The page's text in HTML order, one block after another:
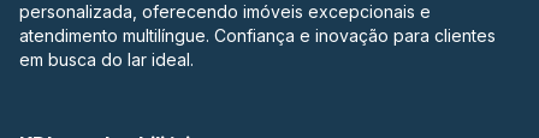
personalizada, oferecendo imóveis excepcionais e
atendimento multilíngue. Confiança e inovação para clientes
em busca do lar ideal.